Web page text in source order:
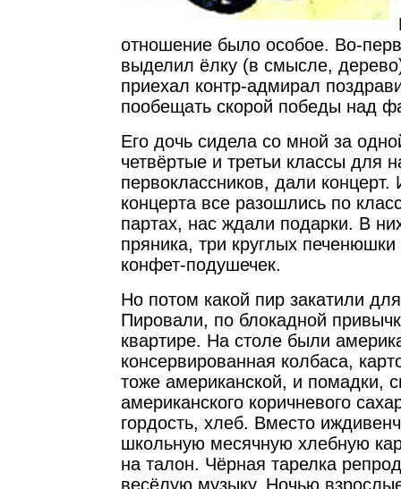
отношение было особое. Во-
выделил ёлку (в смысле,
приехал контр-адмирал
пообещать скорой победы над
Его дочь сидела со мной за
четвёртые и третьи классы для
первоклассников, дали
концерта все разошлись по
партах, нас ждали подарки. В
пряника, три круглых
конфет-подушечек.
Но потом какой пир закатили
Пировали, по блокадной
квартире. На столе были
консервированная колбаса,
тоже американской, и помадки,
американского коричневого
гордость, хлеб. Вместо
школьную месячную хлебную
на талон. Чёрная тарелка
весёлую музыку. Ночью